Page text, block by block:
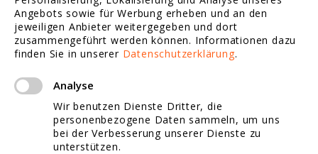
Webdesign Referenzen
Tracking / Statistik
Website Redesign
Angebots sowie für Werbung erheben und an den
jeweiligen Anbieter weitergegeben und dort
zusammengeführt werden können. Informationen dazu
finden Sie in unserer Datenschutzerklärung.
Analyse
Wir benutzen Dienste Dritter, die
personenbezogene Daten sammeln, um uns
bei der Verbesserung unserer Dienste zu
unterstützen.